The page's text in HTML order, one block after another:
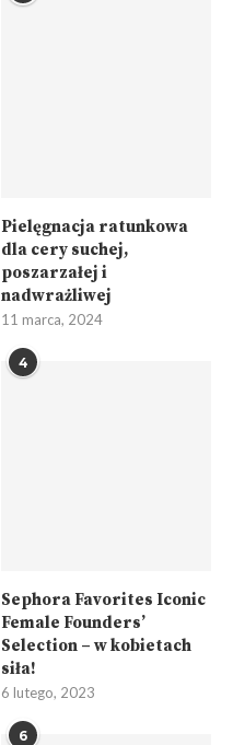
Pielęgnacja ratunkowa
dla cery suchej,
poszarzałej i
nadwrażliwej
11 marca, 2024
4
Sephora Favorites Iconic
Female Founders’
Selection – w kobietach
siła!
6 lutego, 2023
6